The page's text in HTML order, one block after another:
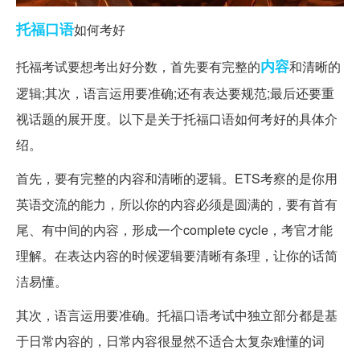
托福口语如何考好
托福考试要想考出好分数，首先要有完整的内容和清晰的
逻辑;其次，语言运用要准确;还有表达要规范;最后还要重
视话题的展开度。以下是关于托福口语如何考好的具体介
绍。
首先，要有完整的内容和清晰的逻辑。ETS考察的是你用
英语交流的能力，所以你的内容必须是圆满的，要有首有
尾、有中间的内容，形成一个complete cycle，考官才能
理解。在表达内容的时候逻辑要清晰有条理，让你的话简
洁易懂。
其次，语言运用要准确。托福口语考试中独立部分都是基
于日常内容的，日常内容很显然不适合太复杂难懂的词